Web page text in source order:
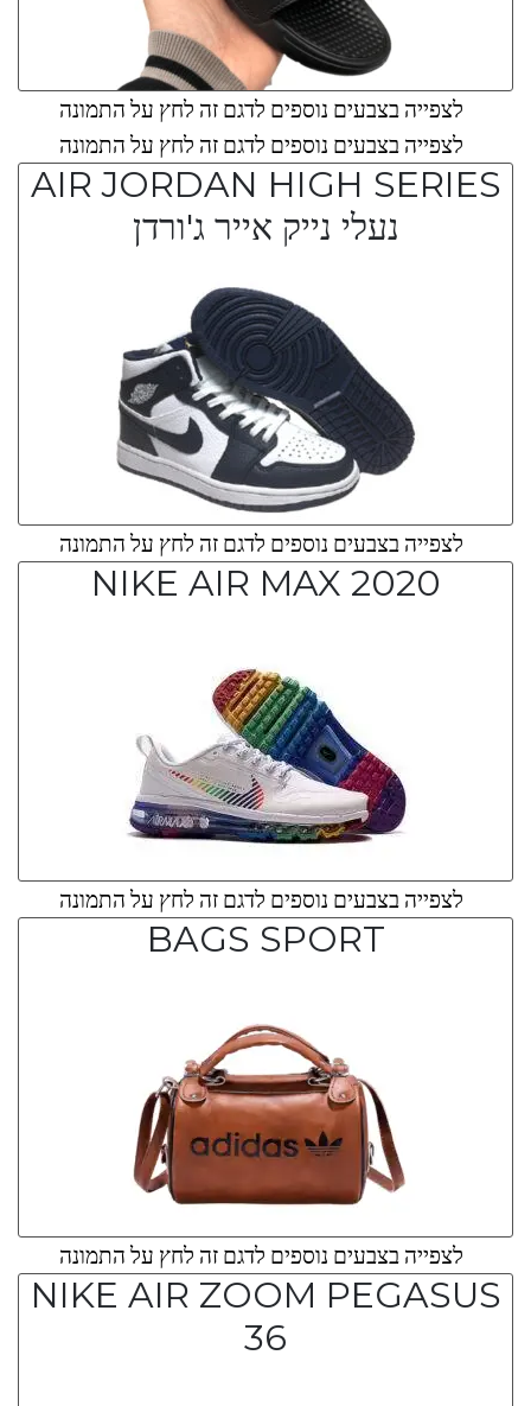
לצפייה בצבעים נוספים לדגם זה לחץ על התמונה
לצפייה בצבעים נוספים לדגם זה לחץ על התמונה
AIR JORDAN HIGH SERIES
נעלי נייק אייר ג'ורדן
לצפייה בצבעים נוספים לדגם זה לחץ על התמונה
NIKE AIR MAX 2020
לצפייה בצבעים נוספים לדגם זה לחץ על התמונה
BAGS SPORT
לצפייה בצבעים נוספים לדגם זה לחץ על התמונה
NIKE AIR ZOOM PEGASUS
36